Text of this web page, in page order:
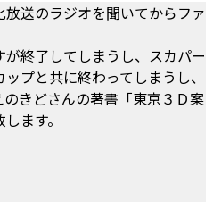
送のラジオを聞いてからファ
終了してしまうし、スカパー
プと共に終わってしまうし、
きどさんの著書「東京３Ｄ案
ます。